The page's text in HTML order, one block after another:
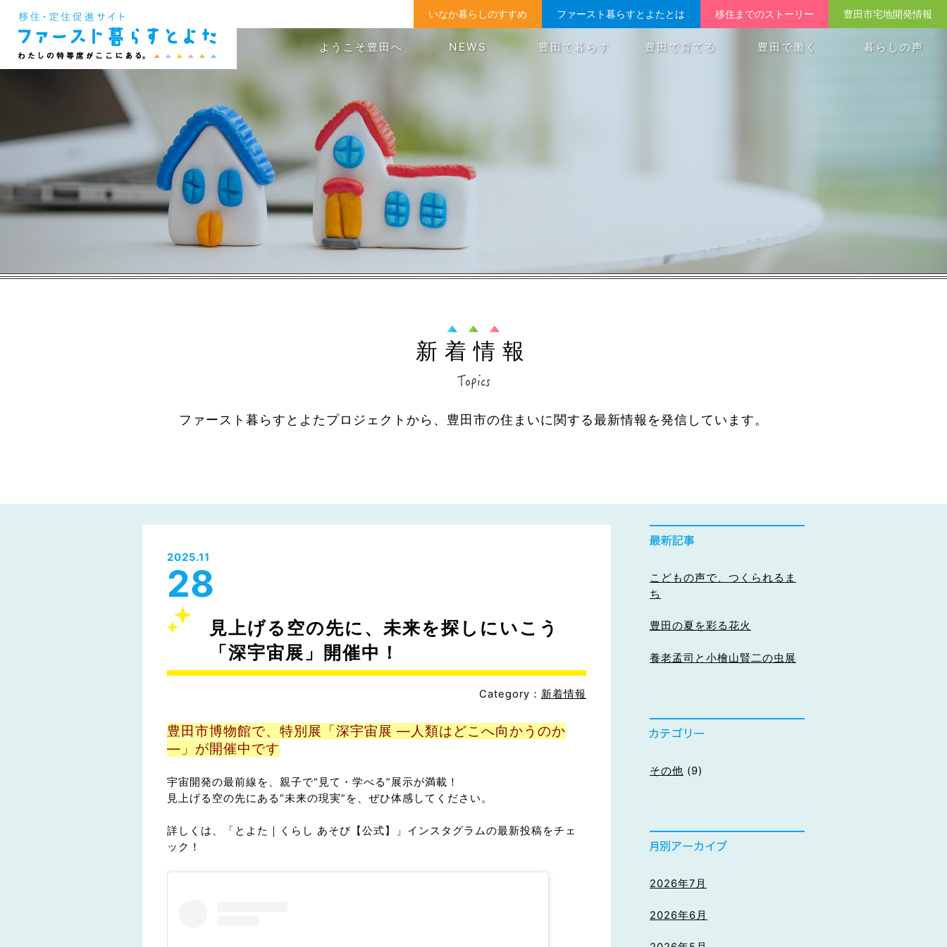
いなか暮らしのすすめ ファースト暮らすとよたとは 移住までのストーリー 豊田市宅地開発情報
ようこそ豊田へ NEWS 豊田で暮らす 豊田で育てる 豊田で働く 暮らしの声
新着情報
ファースト暮らすとよたプロジェクトから、豊田市の住まいに関する最新情報を発信しています。
2025.11
28
見上げる空の先に、未来を探しにいこう
「深宇宙展」開催中！
新着情報
Category：
豊田市博物館で、特別展「深宇宙展 ―人類はどこへ向かうのか
―」が開催中です
宇宙開発の最前線を、親子で“見て・学べる”展示が満載！
見上げる空の先にある“未来の現実”を、ぜひ体感してください。
詳しくは、「とよた｜くらし あそび【公式】」インスタグラムの最新投稿をチェ
ック！
こどもの声で、つくられるま
ち
豊田の夏を彩る花火
養老孟司と小檜山賢二の虫展
その他 (9)
2026年7月
2026年6月